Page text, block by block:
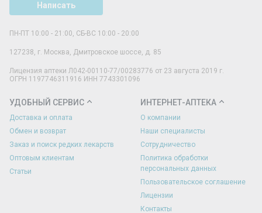
Написать
ПН-ПТ 10:00 - 21:00, СБ-ВС 10:00 - 20:00
127238, г. Москва, Дмитровское шоссе, д. 85
Лицензия аптеки Л042-00110-77/00283776 от 23 августа 2019 г.
ОГРН 1197746311916 ИНН 7743301096
УДОБНЫЙ СЕРВИС
Доставка и оплата
Обмен и возврат
Заказ и поиск редких лекарств
Оптовым клиентам
Статьи
ИНТЕРНЕТ-АПТЕКА
О компании
Наши специалисты
Сотрудничество
Политика обработки
персональных данных
Пользовательское соглашение
Лицензии
Контакты